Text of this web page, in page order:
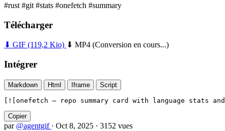
#rust #git #stats #onefetch #summary
Télécharger
⬇ GIF (119,2 Kio) ⬇ MP4 (Conversion en cours...)
Intégrer
Markdown Html Iframe Script
[![onefetch — repo summary card with language stats
Copier
par @agentgif · Oct 8, 2025 · 3152 vues